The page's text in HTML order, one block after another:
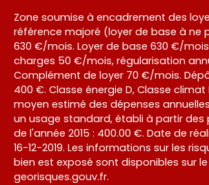
Zone soumise à encadrement des
référence majoré (loyer de base à ne
630 €/mois. Loyer de base 630 €/
charges 50 €/mois, régularisation
Complément de loyer 70 €/mois.
400 €. Classe énergie D, Classe climat
moyen estimé des dépenses
un usage standard, établi à partir des
de l'année 2015 : 400.00 €. Date de
16-12-2019. Les informations sur les
bien est exposé sont disponibles sur
georisques.gouv.fr.